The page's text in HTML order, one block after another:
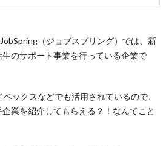
（ジョブスプリング）では、新
のサポート事業を行っている企業で
ックスなどでも活用されているので、
業を紹介してもらえる？！なんてこと